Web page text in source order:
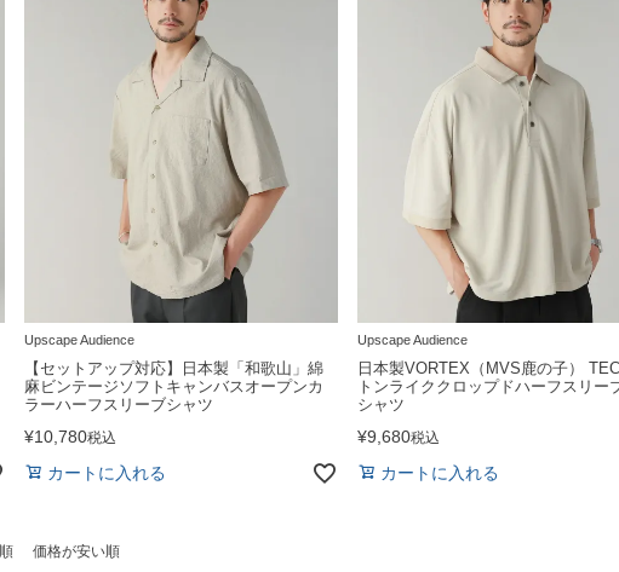
Upscape Audience
【セットアップ対応】日本製「和歌山」綿
麻ビンテージソフトキャンバスオープンカ
ラーハーフスリーブシャツ
¥10,780税込
カートに入れる
Upscape Audience
日本製VORTEX（MVS鹿の子）
トンライククロップドハーフスリー
シャツ
¥9,680税込
カートに入れる
価格が安い順